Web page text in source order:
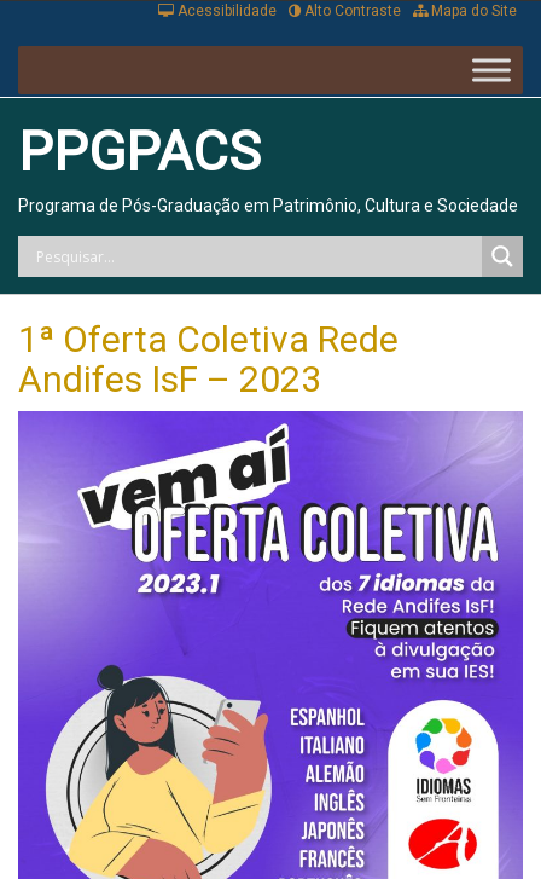
Mapa do Site
Alto Contraste
Acessibilidade
PPGPACS
Programa de Pós-Graduação em Patrimônio, Cultura e Sociedade
1ª Oferta Coletiva Rede
Andifes IsF – 2023